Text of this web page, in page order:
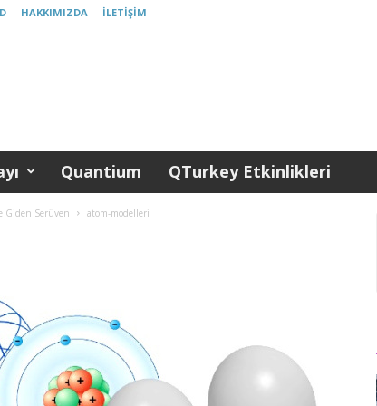
HAKKIMIZDA İLETIŞIM
Quantium QTurkey Etkinlikleri
Giden Serüven atom-modelleri